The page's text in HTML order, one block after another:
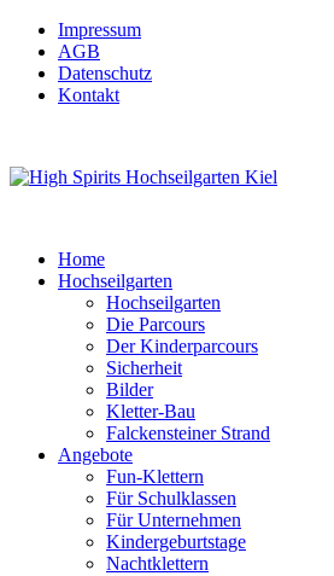
Impressum
AGB
Datenschutz
Kontakt
Home
Hochseilgarten
Hochseilgarten
Die Parcours
Der Kinderparcours
Sicherheit
Bilder
Kletter-Bau
Falckensteiner Strand
Angebote
Fun-Klettern
Für Schulklassen
Für Unternehmen
Kindergeburtstage
Nachtklettern